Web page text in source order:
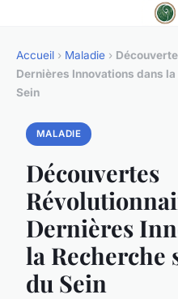
Accueil › Maladie ›
Dernières Innovations dans
Sein
MALADIE
Découvertes
Dernières
la Recherche
du Sein